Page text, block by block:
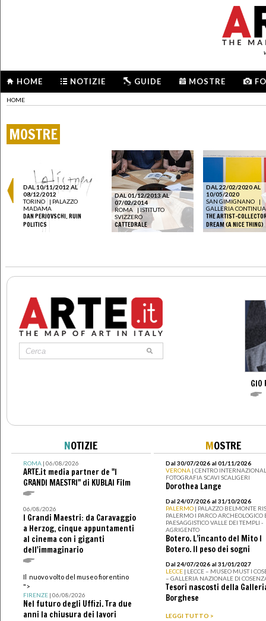
HOME NOTIZIE GUIDE MOSTRE
HOME
MOSTRE
DAL 10/11/2012 AL
08/12/2012
TORINO
| PALAZZO
MADAMA
DAN PERJOVSCHI. RUIN
POLITICS
DAL 01/12/2013 AL
07/02/2014
ROMA
|ISTITUTO
SVIZZERO
CATTEDRALE
DAL 22/02/2020 AL
10/05/2020
SAN GIMIGNANO
|
GALLERIA CONTINUA
THE ARTIST-
DREAM (A NICE THING)
GIO
NOTIZIE
ROMA| 06/08/2026
ARTE.it media partner de "I
GRANDI MAESTRI" di KUBLAI Film
06/08/2026
I Grandi Maestri: da Caravaggio
a Herzog, cinque appuntamenti
al cinema con i giganti
dell'immaginario
Il nuovo volto del museo fiorentino
">
FIRENZE| 06/08/2026
Nel futuro degli Uffizi. Tra due
anni la chiusura dei lavori
MOSTRE
Dal 30/07/2026 al 01/11/2026
VERONA | CENTRO
FOTOGRAFIA SCAVI SCALIGERI
Dorothea Lange
Dal 24/07/2026 al 31/10/2026
PALERMO | PALAZZO BELMONTE
PALERMO I PARCO ARCHEOLOGICO
PAESAGGISTICO VALLE DEI TEMPLI -
AGRIGENTO
Botero. L’incanto del Mito I
Botero. Il peso dei sogni
Dal 24/07/2026 al 31/01/2027
LECCE | LECCE – MUSEO MUST I
– GALLERIA NAZIONALE DI
Tesori nascosti della
Borghese
LEGGI TUTTO >